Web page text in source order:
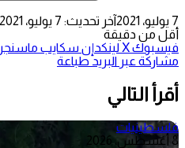
7 يوليو، 2021
آخر تحديث: 7 يوليو، 2021
أقل من دقيقة
فيسبوك‫Xلينكدإن سكايب ماسنجر
مشاركة عبر البريد طباعة
أقرأ التالي
فلسطينيات
8 أغسطس، 2026